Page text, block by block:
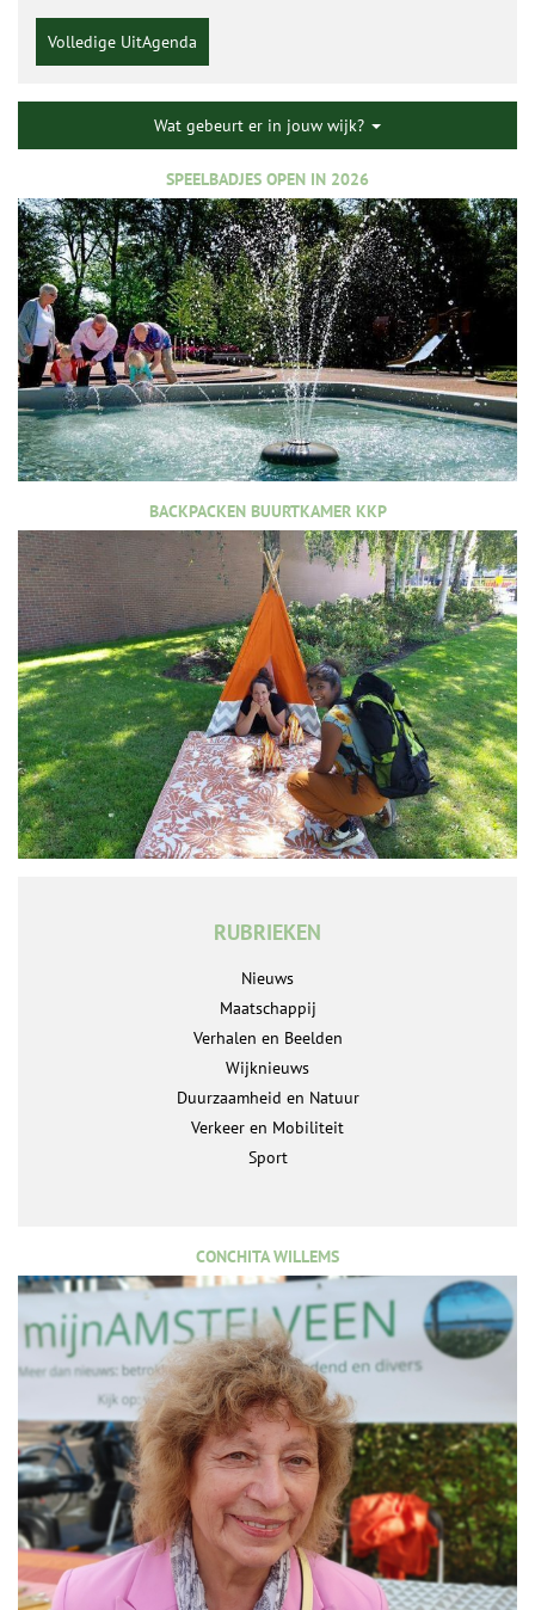
Volledige UitAgenda
Wat gebeurt er in jouw wijk?
SPEELBADJES OPEN IN 2026
BACKPACKEN BUURTKAMER KKP
RUBRIEKEN
Nieuws
Maatschappij
Verhalen en Beelden
Wijknieuws
Duurzaamheid en Natuur
Verkeer en Mobiliteit
Sport
CONCHITA WILLEMS